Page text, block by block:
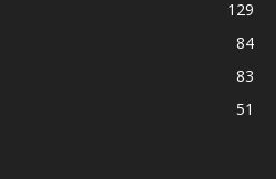
129
84
83
51